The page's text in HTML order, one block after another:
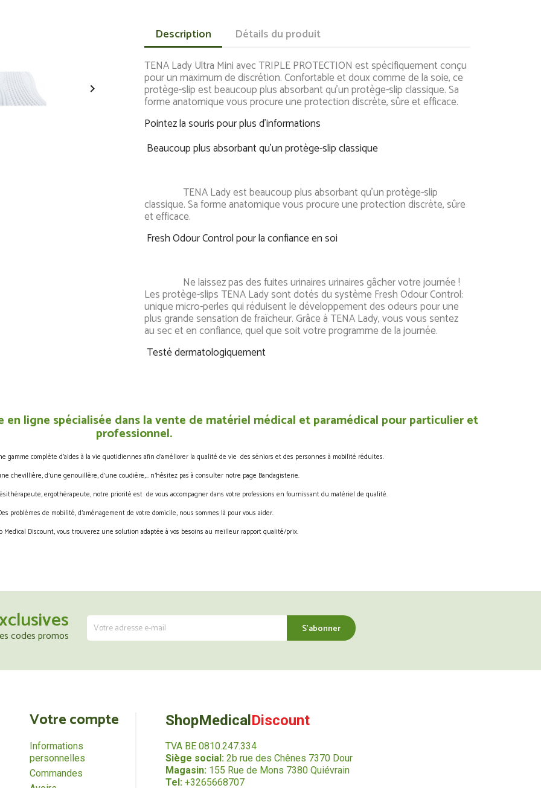

Description Détails du produit
TENA Lady Ultra Mini avec TRIPLE PROTECTION est spécifiquement conçu
pour un maximum de discrétion. Confortable et doux comme de la soie, ce
protège-slip est beaucoup plus absorbant qu'un protège-slip classique. Sa
forme anatomique vous procure une protection discrète, sûre et efficace.
Pointez la souris pour plus d'informations
Beaucoup plus absorbant qu'un protège-slip classique
TENA Lady est beaucoup plus absorbant qu'un protège-slip
classique. Sa forme anatomique vous procure une protection discrète, sûre
et efficace.
Fresh Odour Control pour la confiance en soi
Ne laissez pas des fuites urinaires urinaires gâcher votre journée !
Les protège-slips TENA Lady sont dotés du système Fresh Odour Control:
unique micro-perles qui réduisent le développement des odeurs pour une
plus grande sensation de fraïcheur. Grâce à TENA Lady, vous vous sentez
au sec et en confiance, quel que soit votre programme de la journée.
Testé dermatologiquement
ligne spécialisée dans la vente de matériel médical et paramédical pour particulier et
professionnel.
gamme complète d’aides à la vie quotidiennes afin d’améliorer la qualité de vie des séniors et des personnes à mobilité réduites.
chevillière, d’une genouillère, d’une coudière,… n’hésitez pas à consulter notre page Bandagisterie.
ergothérapeute, notre priorité est de vous accompagner dans votre professions en fournissant du matériel de qualité.
problèmes de mobilité, d’aménagement de votre domicile, nous sommes là pour vous aider.
Medical Discount, vous trouverez une solution adaptée à vos besoins au meilleur rapport qualité/prix.
codes promos
Votre compte
Informations
personnelles
Commandes
ShopMedical Discount
TVA BE 0810.247.334
Siège social:2b rue des Chênes 7370 Dour
Magasin:155 Rue de Mons 7380 Quiévrain
Tel: +3265668707